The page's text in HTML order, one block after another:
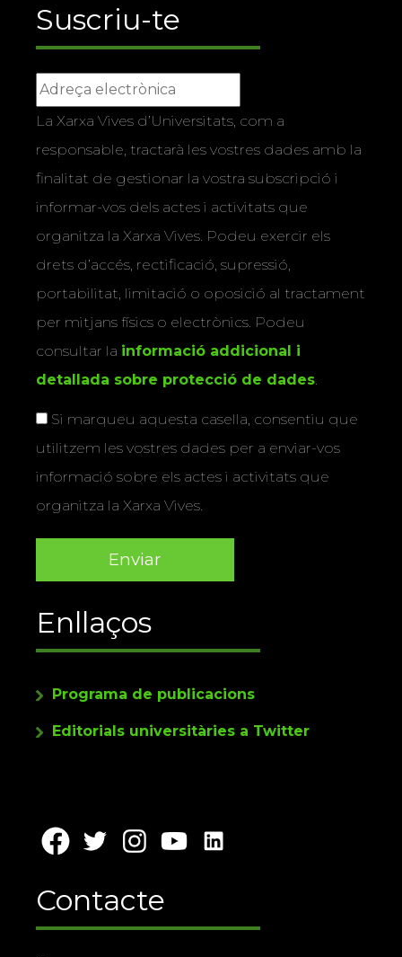
Suscriu-te
La Xarxa Vives d’Universitats, com a
responsable, tractarà les vostres dades amb la
finalitat de gestionar la vostra subscripció i
informar-vos dels actes i activitats que
organitza la Xarxa Vives. Podeu exercir els
drets d’accés, rectificació, supressió,
portabilitat, limitació o oposició al tractament
per mitjans físics o electrònics. Podeu
consultar la informació addicional i
detallada sobre protecció de dades.
Si marqueu aquesta casella, consentiu que
utilitzem les vostres dades per a enviar-vos
informació sobre els actes i activitats que
organitza la Xarxa Vives.
Enllaços
Programa de publicacions
Editorials universitàries a Twitter
Contacte